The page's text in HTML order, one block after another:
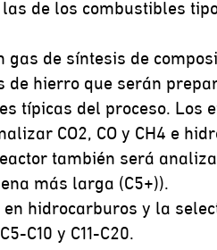
de los combustibles
gas de síntesis de
hierro que serán
típicas del proceso. Los
CO2, CO y CH4 e
también será
más larga (C5+)).
hidrocarburos y la
C10 y C11-C20.